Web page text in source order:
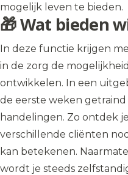
mogelijk leven te bieden.
🎁 Wat bieden
In deze functie krijgen
in de zorg de
ontwikkelen. In een
de eerste weken
handelingen. Zo ontdek
verschillende cliënten
kan betekenen.
wordt je steeds